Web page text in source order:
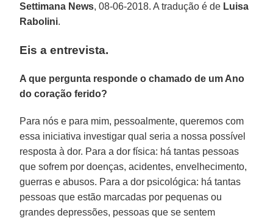
Settimana News, 08-06-2018. A tradução é de Luisa
Rabolini.
Eis a entrevista.
A que pergunta responde o chamado de um Ano
do coração ferido?
Para nós e para mim, pessoalmente, queremos com
essa iniciativa investigar qual seria a nossa possível
resposta à dor. Para a dor física: há tantas pessoas
que sofrem por doenças, acidentes, envelhecimento,
guerras e abusos. Para a dor psicológica: há tantas
pessoas que estão marcadas por pequenas ou
grandes depressões, pessoas que se sentem